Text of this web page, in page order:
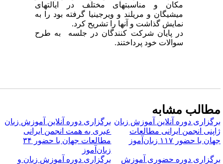
مکان و مناسبتهای مختلف در ایالتهای
میشیگان و مریلند و ویرجینیا گرفته بود را به
نمایش گذاشت و آنها را تشریح کرد.
در پایان شرکت کنندگان در جلسه به طرح
سوالات خود پرداختند.
مشابه
دوره آنلاین آموزش زبان
انجمن ایرانی مطالعات
با حضور ۱۱۷ زبان‌آموز
برگزاری دوره آنلاین آموزش زبان
عبری به همت انجمن ایرانی
مطالعات جهان با حضور ۳۴
زبان‌آموز
دوره حضوری آموزش
برگزاری دوره آموزش زبان و